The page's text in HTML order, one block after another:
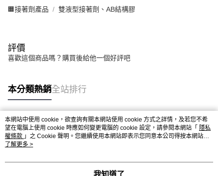
🟧接著劑產品 雙液型接著劑、AB結構膠
評價
喜歡這個商品嗎？購買後給他一個好評吧
本分類熱銷全站排行
熱門標籤
本網站中使用 cookie，欲查詢有關本網站使用 cookie 方式之詳情，及若您不希
望在電腦上使用 cookie 時應如何變更電腦的 cookie 設定，請參閱本網站「 隱私
權條款 」之 Cookie 聲明。您繼續使用本網站即表示您同意本公司得按本網站使
用條款之 Cookie 聲明使用 cookie。
了解更多 >
我知道了